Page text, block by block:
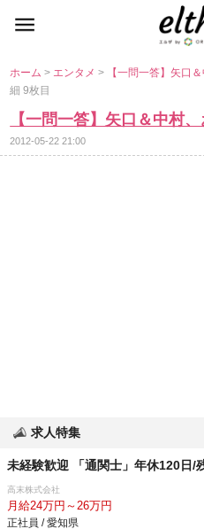
ホーム> エンタメ> 【一問一答】矢口
細 9枚目
【一問一答】矢口＆中村
2012-05-22 21:00
求人特集
未経験歓迎 「通関士」年休120日/
高末株式会社
月給24万円～26万円
正社員 / 愛知県